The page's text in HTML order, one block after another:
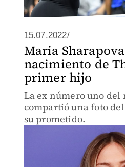
15.07.2022/
Maria
nacimiento de
primer hijo
La ex número uno
compartió una foto
su prometido.